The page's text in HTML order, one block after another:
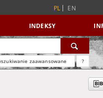
PL EN
INDEKSY
zaawansowane ?